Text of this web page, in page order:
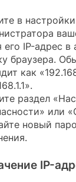
в настройки
его IP-адрес в
браузера.
как
раздел
или
новый
IP-